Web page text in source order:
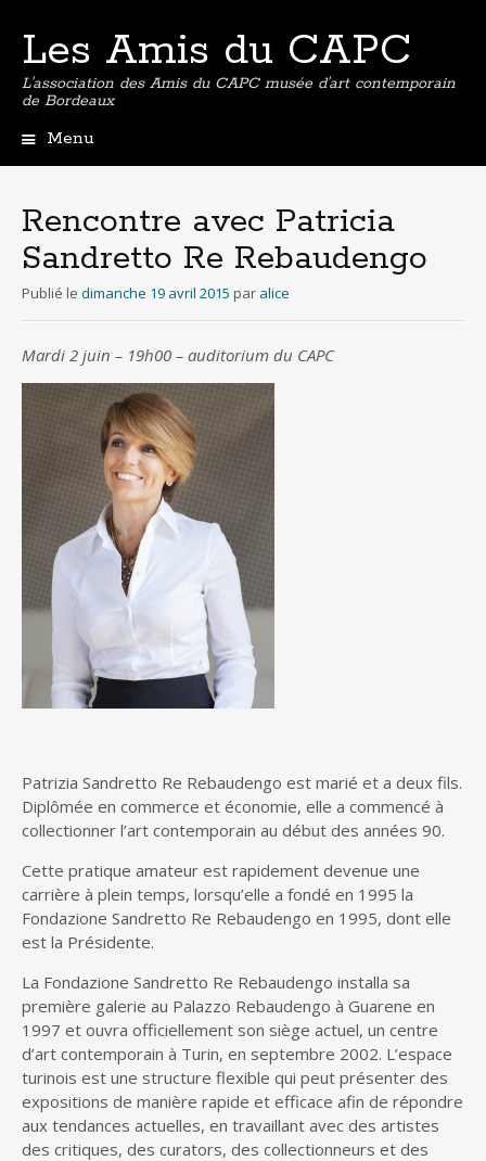
Les Amis du CAPC
L'association des Amis du CAPC musée d'art contemporain
de Bordeaux
Menu
principal
Rencontre avec Patricia
Sandretto Re Rebaudengo
Publié le dimanche 19 avril 2015 par alice
Mardi 2 juin – 19h00 – auditorium du CAPC
Patrizia Sandretto Re Rebaudengo est marié et a deux fils.
Diplômée en commerce et économie, elle a commencé à
collectionner l’art contemporain au début des années 90.
Cette pratique amateur est rapidement devenue une
carrière à plein temps, lorsqu’elle a fondé en 1995 la
Fondazione Sandretto Re Rebaudengo en 1995, dont elle
est la Présidente.
La Fondazione Sandretto Re Rebaudengo installa sa
première galerie au Palazzo Rebaudengo à Guarene en
1997 et ouvra officiellement son siège actuel, un centre
d’art contemporain à Turin, en septembre 2002. L’espace
turinois est une structure flexible qui peut présenter des
expositions de manière rapide et efficace afin de répondre
aux tendances actuelles, en travaillant avec des artistes
des critiques, des curators, des collectionneurs et des